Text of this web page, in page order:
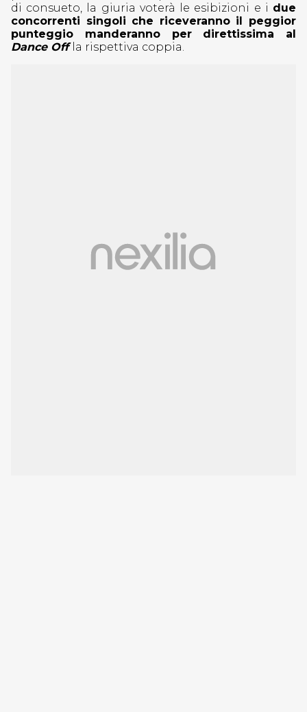
di consueto, la giuria voterà le esibizioni e i due
concorrenti singoli che riceveranno il peggior
punteggio manderanno per direttissima al
Dance Off la rispettiva coppia.